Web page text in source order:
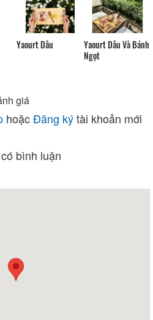
Yaourt Dâu
Yaourt Dâu Và Bánh
Ngọt
giá
hoặcĐăng kýtài khoản mới
bình luận